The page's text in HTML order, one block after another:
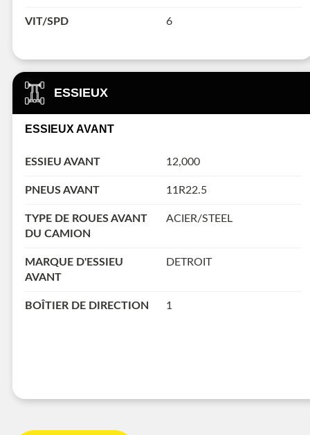
VIT/SPD 6
ESSIEUX
ESSIEUX AVANT
ESSIEU AVANT 12,000
PNEUS AVANT 11R22.5
TYPE DE ROUES AVANT
DU CAMION
ACIER/STEEL
MARQUE D'ESSIEU
AVANT
DETROIT
BOÎTIER DE DIRECTION 1